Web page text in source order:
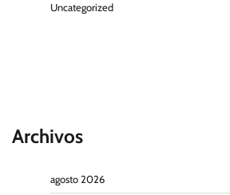
Uncategorized
Archivos
agosto 2026